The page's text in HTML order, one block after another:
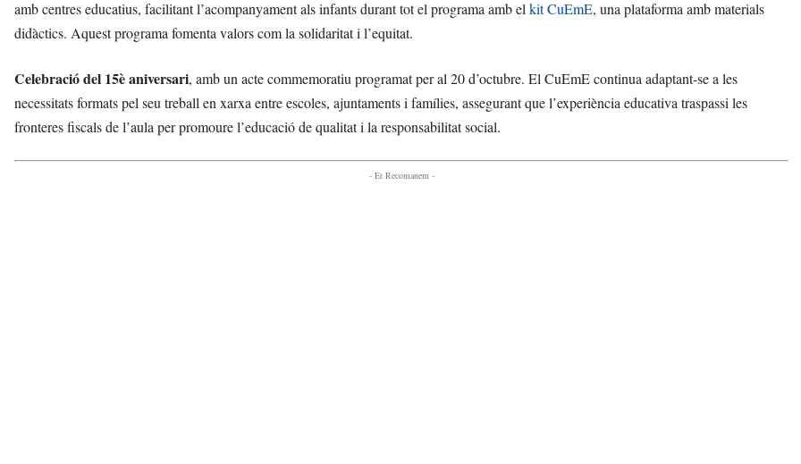
amb centres educatius, facilitant l’acompanyament als infants durant tot el programa amb elkit CuEmE, una plataforma amb materials
didàctics. Aquest programa fomenta valors com la solidaritat i l’equitat.
Celebració del 15è aniversari, amb un acte commemoratiu programat per al 20 d’octubre. El CuEmE continua adaptant-se a les
necessitats formats pel seu treball en xarxa entre escoles, ajuntaments i famílies, assegurant que l’experiència educativa traspassi les
fronteres fiscals de l’aula per promoure l’educació de qualitat i la responsabilitat social.
- Et Recomanem -